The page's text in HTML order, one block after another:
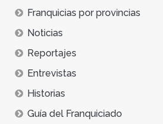
Franquicias por provincias
Noticias
Reportajes
Entrevistas
Historias
Guía del Franquiciado